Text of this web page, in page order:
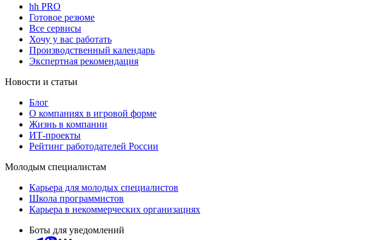
hh PRO
Готовое резюме
Все сервисы
Хочу у вас работать
Производственный календарь
Экспертная рекомендация
Новости и статьи
Блог
О компаниях в игровой форме
Жизнь в компании
ИТ-проекты
Рейтинг работодателей России
Молодым специалистам
Карьера для молодых специалистов
Школа программистов
Карьера в некоммерческих организациях
Боты для уведомлений